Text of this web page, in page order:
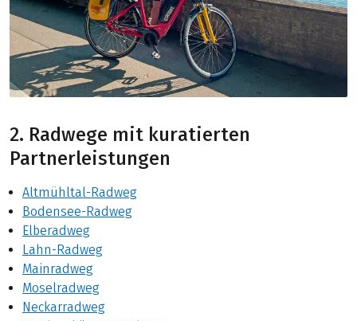
2. Radwege mit kuratierten
Partnerleistungen
Altmühltal-Radweg
Bodensee-Radweg
Elberadweg
Lahn-Radweg
Mainradweg
Moselradweg
Neckarradweg